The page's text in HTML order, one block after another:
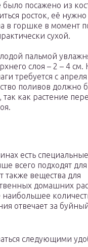
было посажено из
росток, её
в горшке в момент
сухой.
пальмой
слоя – 2 – 4
требуется с апреля
поливов должно
как растение
есть
всего подходят
также вещества для
домашних
наибольшее
отвечает за
следующими